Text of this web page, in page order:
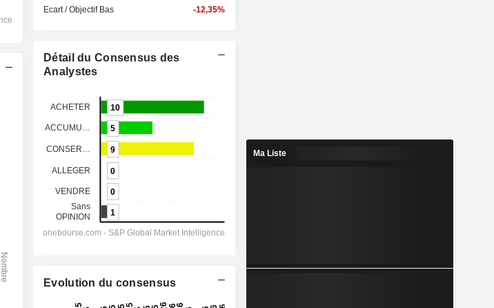
Ecart / Objectif Bas -12,35%
Détail du Consensus des
Analystes
Evolution du consensus
Ma Liste